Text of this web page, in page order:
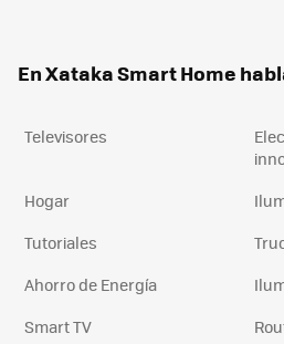
En Xataka Smart Home
Televisores
Hogar
Tutoriales
Ahorro de Energía
Smart TV